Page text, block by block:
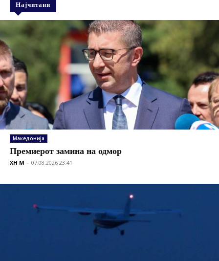
Најчитани
Македонија
Премиерот замина на одмор
XH M - 07.08.2026 23:41